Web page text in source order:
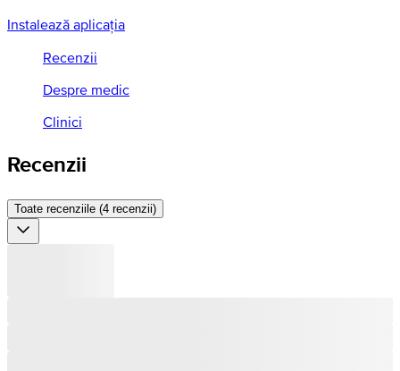
Instalează aplicația
Recenzii
Despre medic
Clinici
Recenzii
Toate recenziile (4 recenzii)